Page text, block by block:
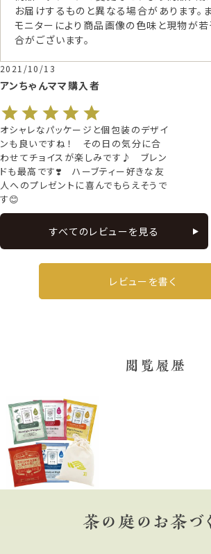
お届けするものと異なる場合があります。
モニターにより商品画像の色味と現物が
合がございます。
アンちゃんママ購入者
2021/10/13
オシャレなパッケージと個包装のデザイ
ンも良いですね！　その日の気分に合
わせてチョイスが楽しみです♪   ブレン
ドも最高です❣️　ハーブティー好きな友
人へのプレゼントに喜んでもらえそうで
す😊
すべてのレビューを見る
レビューを書く
閲覧履歴
茶の庭のお茶づ